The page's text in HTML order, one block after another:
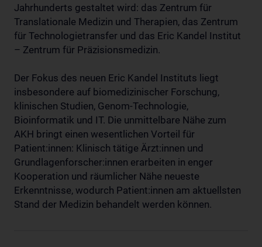
Jahrhunderts gestaltet wird: das Zentrum für
Translationale Medizin und Therapien, das Zentrum
für Technologietransfer und das Eric Kandel Institut
– Zentrum für Präzisionsmedizin.
Der Fokus des neuen Eric Kandel Instituts liegt
insbesondere auf biomedizinischer Forschung,
klinischen Studien, Genom-Technologie,
Bioinformatik und IT. Die unmittelbare Nähe zum
AKH bringt einen wesentlichen Vorteil für
Patient:innen: Klinisch tätige Ärzt:innen und
Grundlagenforscher:innen erarbeiten in enger
Kooperation und räumlicher Nähe neueste
Erkenntnisse, wodurch Patient:innen am aktuellsten
Stand der Medizin behandelt werden können.